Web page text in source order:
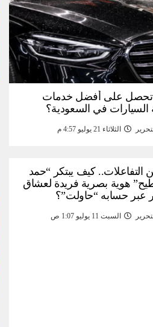
على أفضل خدمات
السيارات في السعودية؟
الثلاثاء 21 يوليو 4:57 م
التفاعلات.. كيف يبتكر “حمد
هوية بصرية فريدة لعشاق
عبر حسابه “حاولت”؟
السبت 11 يوليو 1:07 ص